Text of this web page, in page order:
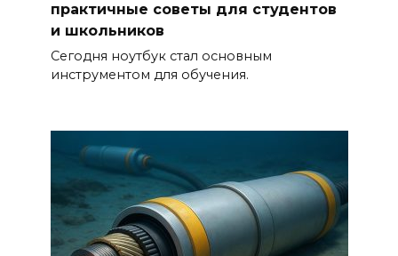
практичные советы для студентов
и школьников
Сегодня ноутбук стал основным
инструментом для обучения.